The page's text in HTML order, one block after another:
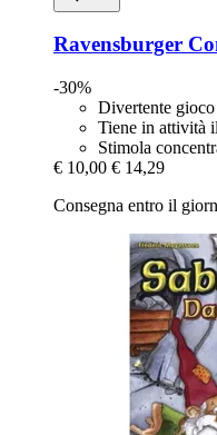
Ravensburger
-30%
Divertente
Tiene in attività
Stimola
€ 10,00 € 14,29
Consegna entro il